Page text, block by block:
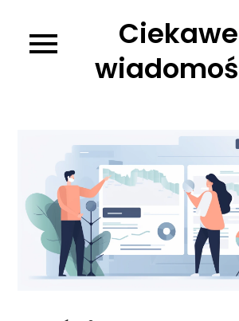
content
Ciekawe